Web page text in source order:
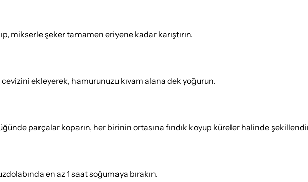
mikserle şeker tamamen eriyene kadar karıştırın.
ekleyerek, hamurunuzu kıvam alana dek yoğurun.
parçalar koparın, her birinin ortasına fındık koyup küreler halinde
en az 1 saat soğumaya bırakın.